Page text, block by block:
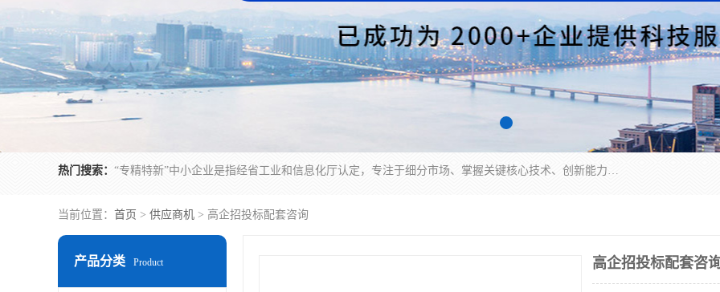
热门搜索： “专精特新”中小企业是指经省工业和信息化厅认定，专注于细分市场、掌握关键核心技术、创新能力强、市场占有率高、质量效益优，在专业化、精细化、特色化、新颖化等方面表现突出的中小企业。
当前位置： 首页 > 供应商机 > 高企招投标配套咨询
产品分类 Product 高企招投标配套咨